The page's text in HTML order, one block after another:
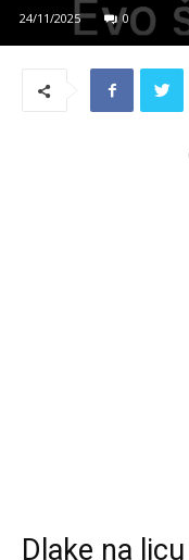
24/11/2025 0
Dlake na